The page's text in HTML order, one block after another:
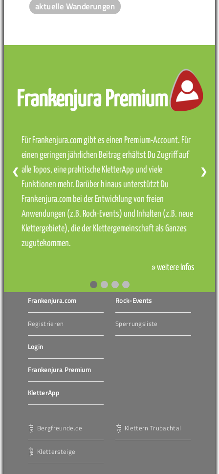
aktuelle Wanderungen
Frankenjura Premium
Für Frankenjura.com gibt es einen Premium-Account. Für
einen geringen jährlichen Beitrag erhältst Du Zugriff auf
alle Topos, eine praktische KletterApp und viele
Funktionen mehr. Darüber hinaus unterstützt Du
Frankenjura.com bei der Entwicklung von freien
Anwendungen (z.B. Rock-Events) und Inhalten (z.B. neue
Klettergebiete), die der Klettergemeinschaft als Ganzes
zugutekommen.
» weitere Infos
❮ ❯
Frankenjura.com
Registrieren
Login
Frankenjura Premium
KletterApp
Rock-Events
Sperrungsliste
Bergfreunde.de
Klettersteige
Klettern Trubachtal